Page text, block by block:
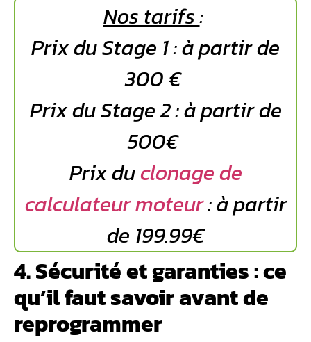
Nos tarifs:
Prix du Stage 1 : à partir de
300 €
Prix du Stage 2 : à partir de
500€
Prix duclonage de
calculateur moteur: à partir
de 199.99€
4. Sécurité et garanties : ce
qu’il faut savoir avant de
reprogrammer